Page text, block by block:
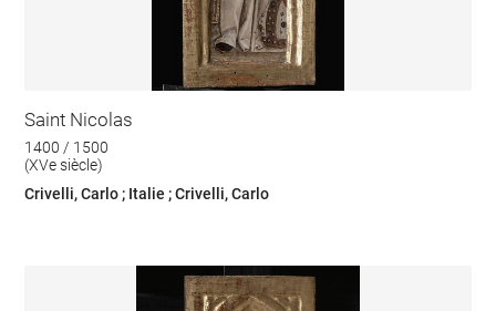
Saint Nicolas
1400 / 1500
(XVe siècle)
Crivelli, Carlo ; Italie ; Crivelli, Carlo